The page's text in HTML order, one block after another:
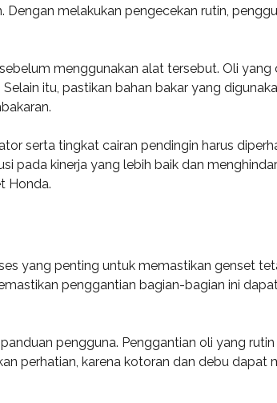
melakukan pengecekan rutin,
menggunakan alat tersebut. Oli
itu, pastikan bahan bakar yang
serta tingkat cairan pendingin harus
pada kinerja yang lebih baik dan
Honda.
yang penting untuk memastikan genset
penggantian bagian-bagian ini
pengguna. Penggantian oli yang
perhatian, karena kotoran dan debu dapat